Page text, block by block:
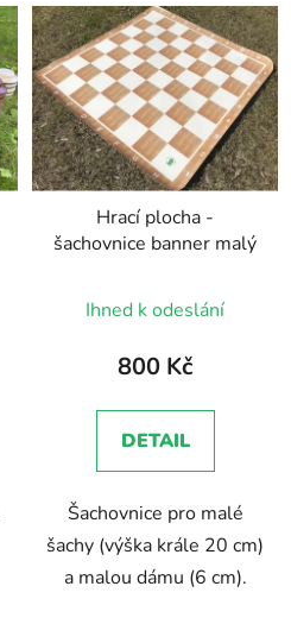
Hrací plocha -
šachovnice banner malý
Ihned k odeslání
800 Kč
DETAIL
Šachovnice pro malé
šachy (výška krále 20 cm)
a malou dámu (6 cm).